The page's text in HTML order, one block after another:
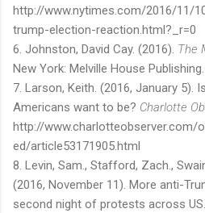
http://www.nytimes.com/2016/11/
trump-election-reaction.html?_r=0
6. Johnston, David Cay. (2016). The
New York: Melville House Publishing.
7. Larson, Keith. (2016, January 5).
Americans want to be? Charlotte
http://www.charlotteobserver.com/
ed/article53171905.html
8. Levin, Sam., Stafford, Zach.,
(2016, November 11). More anti-
second night of protests across US.